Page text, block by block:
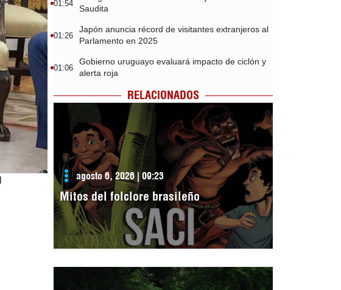
01:54
Saudita
01:26
Japón anuncia récord de visitantes extranjeros al
Parlamento en 2025
01:06
Gobierno uruguayo evaluará impacto de ciclón y
alerta roja
RELACIONADOS
agosto 6, 2026 | 09:23
Mitos del folclore brasileño